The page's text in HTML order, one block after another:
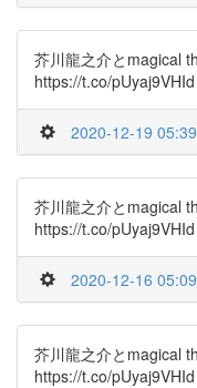
芥川龍之介とmagical
https://t.co/pUyaj9VHId
2020-12-19
芥川龍之介とmagical
https://t.co/pUyaj9VHId
2020-12-16
芥川龍之介とmagical
https://t.co/pUyaj9VHId